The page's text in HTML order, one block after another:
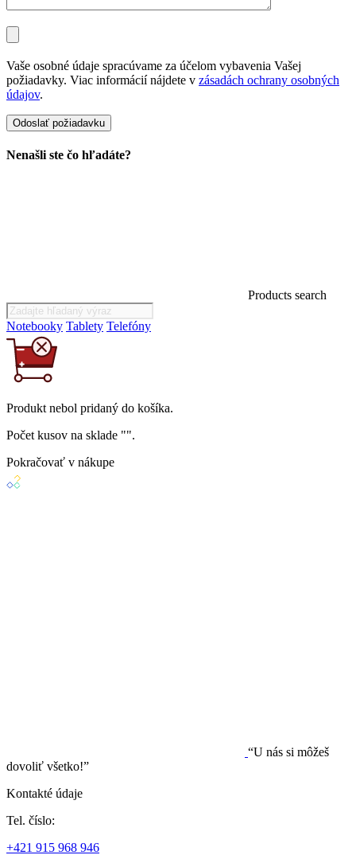
Vaše osobné údaje spracúvame za účelom vybavenia Vašej
požiadavky. Viac informácií nájdete v zásadách ochrany osobných
údajov.
Nenašli ste čo hľadáte?
Products search
Notebooky Tablety Telefóny
Produkt nebol pridaný do košíka.
Počet kusov na sklade "".
Pokračovať v nákupe
“U nás si môžeš
dovoliť všetko!”
Kontakté údaje
Tel. číslo:
+421 915 968 946